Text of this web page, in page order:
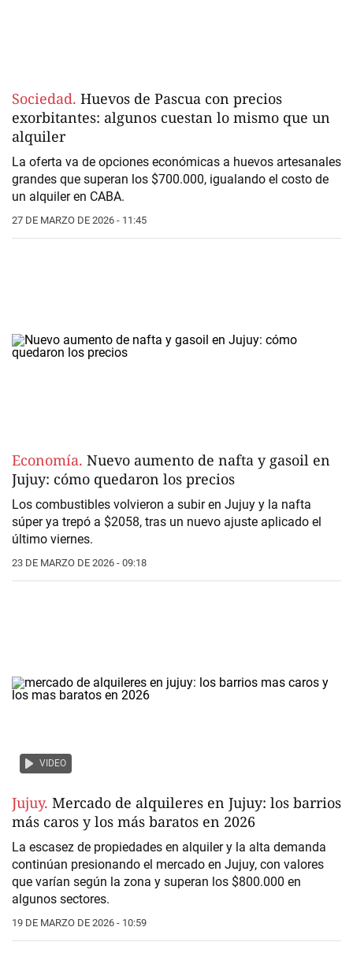
Sociedad. Huevos de Pascua con precios
exorbitantes: algunos cuestan lo mismo que un
alquiler
La oferta va de opciones económicas a huevos artesanales
grandes que superan los $700.000, igualando el costo de
un alquiler en CABA.
27 DE MARZO DE 2026 - 11:45
Economía. Nuevo aumento de nafta y gasoil en
Jujuy: cómo quedaron los precios
Los combustibles volvieron a subir en Jujuy y la nafta
súper ya trepó a $2058, tras un nuevo ajuste aplicado el
último viernes.
23 DE MARZO DE 2026 - 09:18
VIDEO
Jujuy. Mercado de alquileres en Jujuy: los barrios
más caros y los más baratos en 2026
La escasez de propiedades en alquiler y la alta demanda
continúan presionando el mercado en Jujuy, con valores
que varían según la zona y superan los $800.000 en
algunos sectores.
19 DE MARZO DE 2026 - 10:59